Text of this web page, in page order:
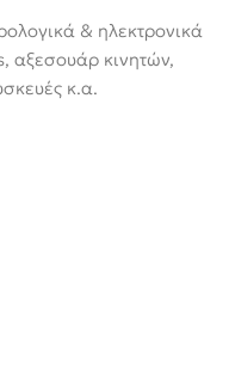
& ηλεκτρονικά
αξεσουάρ κινητών,
κ.α.